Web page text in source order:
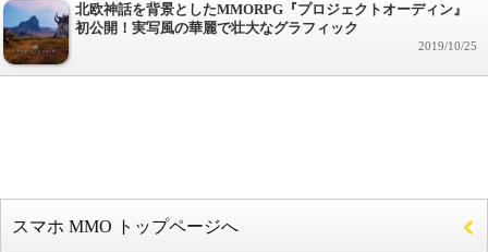
北欧神話を背景としたMMORPG『プロジェクトオーディン』
初公開！実写風の華麗で壮大なグラフィック
2019/10/25
スマホ MMO トップページへ